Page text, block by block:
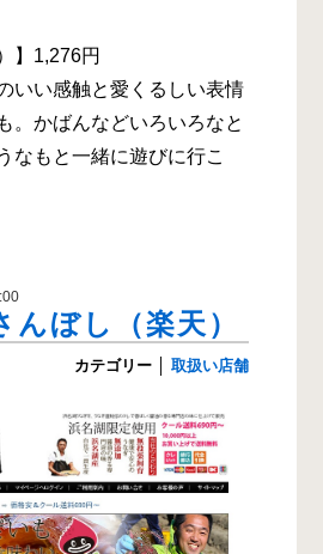
】1,276円
いい感触と愛くるしい表情
。かばんなどいろいろなと
なもと一緒に遊びに行こ
ぼし（楽天）
カテゴリー 取扱い店舗